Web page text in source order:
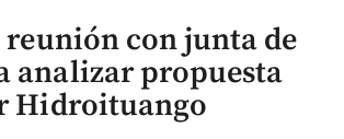
con junta de
analizar propuesta
Hidroituango